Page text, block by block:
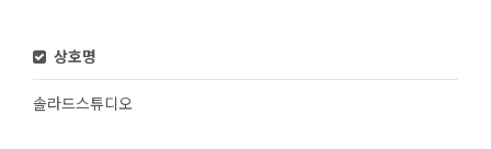
상호명
솔라드스튜디오